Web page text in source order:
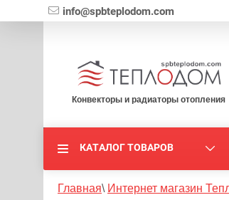
info@spbteplodom.com
Конвекторы и радиаторы отопления
КАТАЛОГ ТОВАРОВ
Главная\ Интернет магазин